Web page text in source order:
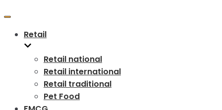
Retail
Retail national
Retail international
Retail traditional
Pet Food